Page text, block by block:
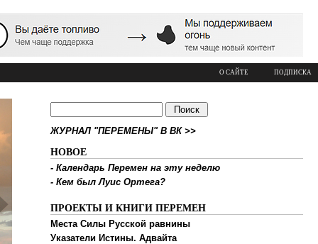
О САЙТЕ ПОДПИСКА
ЖУРНАЛ "ПЕРЕМЕНЫ" В ВК >>
НОВОЕ
- Календарь Перемен на эту неделю
- Кем был Луис Ортега?
ПРОЕКТЫ И КНИГИ ПЕРЕМЕН
Места Силы Русской равнины
Указатели Истины. Адвайта